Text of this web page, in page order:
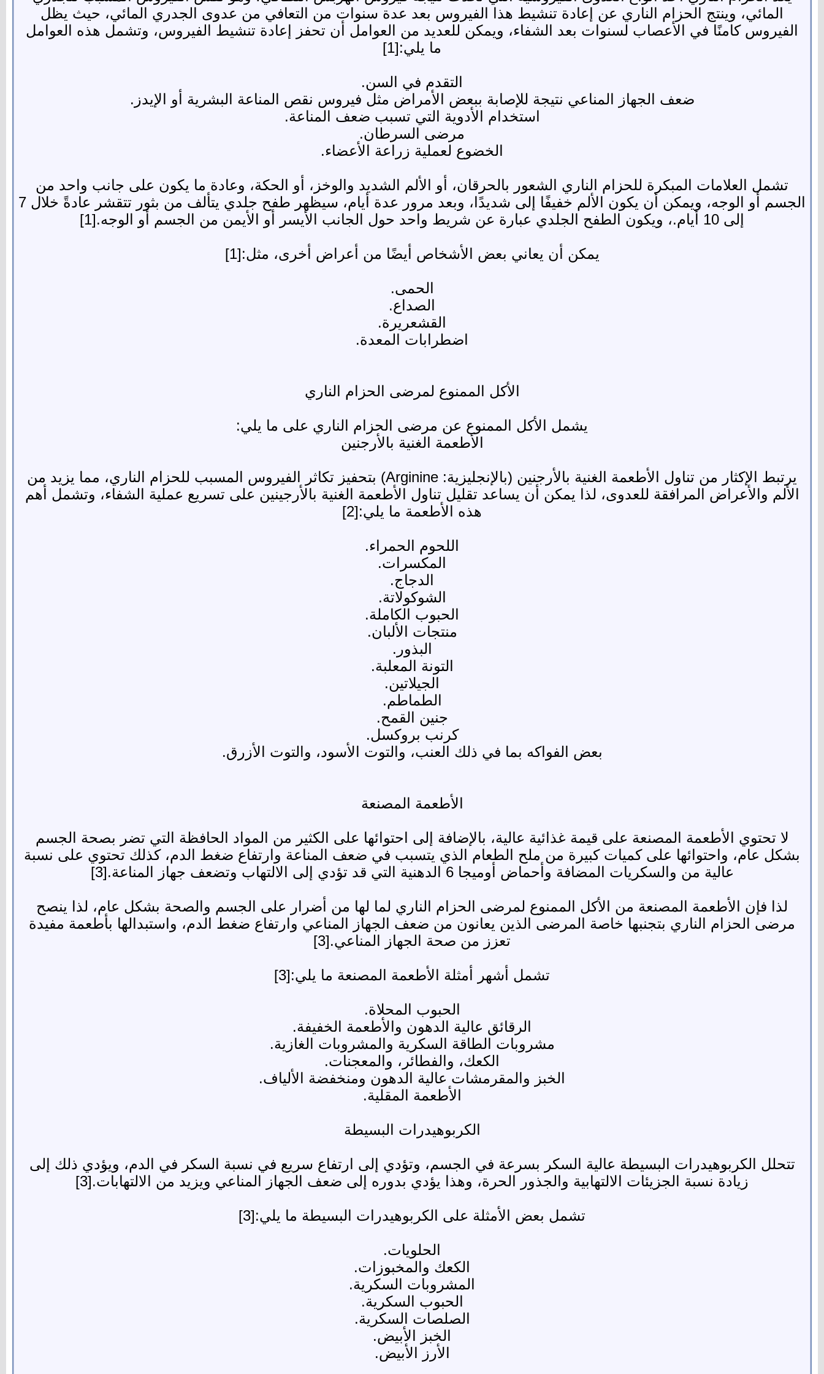
المائي، وينتج الحزام الناري عن إعادة تنشيط هذا الفيروس بعد عدة سنوات من التعافي من عدوى الجدري المائي، حيث يظل
الفيروس كامنًا في الأعصاب لسنوات بعد الشفاء، ويمكن للعديد من العوامل أن تحفز إعادة تنشيط الفيروس، وتشمل هذه العوامل
ما يلي:[1]
التقدم في السن.
ضعف الجهاز المناعي نتيجة للإصابة ببعض الأمراض مثل فيروس نقص المناعة البشرية أو الإيدز.
استخدام الأدوية التي تسبب ضعف المناعة.
مرضى السرطان.
الخضوع لعملية زراعة الأعضاء.
تشمل العلامات المبكرة للحزام الناري الشعور بالحرقان، أو الألم الشديد والوخز، أو الحكة، وعادة ما يكون على جانب واحد من
الجسم أو الوجه، ويمكن أن يكون الألم خفيفًا إلى شديدًا، وبعد مرور عدة أيام، سيظهر طفح جلدي يتألف من بثور تتقشر عادةً خلال 7
إلى 10 أيام.، ويكون الطفح الجلدي عبارة عن شريط واحد حول الجانب الأيسر أو الأيمن من الجسم أو الوجه.[1]
يمكن أن يعاني بعض الأشخاص أيضًا من أعراض أخرى، مثل:[1]
الحمى.
الصداع.
القشعريرة.
اضطرابات المعدة.
الأكل الممنوع لمرضى الحزام الناري
يشمل الأكل الممنوع عن مرضى الحزام الناري على ما يلي:
الأطعمة الغنية بالأرجنين
يرتبط الإكثار من تناول الأطعمة الغنية بالأرجنين (بالإنجليزية: Arginine) بتحفيز تكاثر الفيروس المسبب للحزام الناري، مما يزيد من
الألم والأعراض المرافقة للعدوى، لذا يمكن أن يساعد تقليل تناول الأطعمة الغنية بالأرجينين على تسريع عملية الشفاء، وتشمل أهم
هذه الأطعمة ما يلي:[2]
اللحوم الحمراء.
المكسرات.
الدجاج.
الشوكولاتة.
الحبوب الكاملة.
منتجات الألبان.
البذور.
التونة المعلبة.
الجيلاتين.
الطماطم.
جنين القمح.
كرنب بروكسل.
بعض الفواكه بما في ذلك العنب، والتوت الأسود، والتوت الأزرق.
الأطعمة المصنعة
لا تحتوي الأطعمة المصنعة على قيمة غذائية عالية، بالإضافة إلى احتوائها على الكثير من المواد الحافظة التي تضر بصحة الجسم
بشكل عام، واحتوائها على كميات كبيرة من ملح الطعام الذي يتسبب في ضعف المناعة وارتفاع ضغط الدم، كذلك تحتوي على نسبة
عالية من والسكريات المضافة وأحماض أوميجا 6 الدهنية التي قد تؤدي إلى الالتهاب وتضعف جهاز المناعة.[3]
لذا فإن الأطعمة المصنعة من الأكل الممنوع لمرضى الحزام الناري لما لها من أضرار على الجسم والصحة بشكل عام، لذا ينصح
مرضى الحزام الناري بتجنبها خاصة المرضى الذين يعانون من ضعف الجهاز المناعي وارتفاع ضغط الدم، واستبدالها بأطعمة مفيدة
تعزز من صحة الجهاز المناعي.[3]
تشمل أشهر أمثلة الأطعمة المصنعة ما يلي:[3]
الحبوب المحلاة.
الرقائق عالية الدهون والأطعمة الخفيفة.
مشروبات الطاقة السكرية والمشروبات الغازية.
الكعك، والفطائر، والمعجنات.
الخبز والمقرمشات عالية الدهون ومنخفضة الألياف.
الأطعمة المقلية.
الكربوهيدرات البسيطة
تتحلل الكربوهيدرات البسيطة عالية السكر بسرعة في الجسم، وتؤدي إلى ارتفاع سريع في نسبة السكر في الدم، ويؤدي ذلك إلى
زيادة نسبة الجزيئات الالتهابية والجذور الحرة، وهذا يؤدي بدوره إلى ضعف الجهاز المناعي ويزيد من الالتهابات.[3]
تشمل بعض الأمثلة على الكربوهيدرات البسيطة ما يلي:[3]
الحلويات.
الكعك والمخبوزات.
المشروبات السكرية.
الحبوب السكرية.
الصلصات السكرية.
الخبز الأبيض.
الأرز الأبيض.